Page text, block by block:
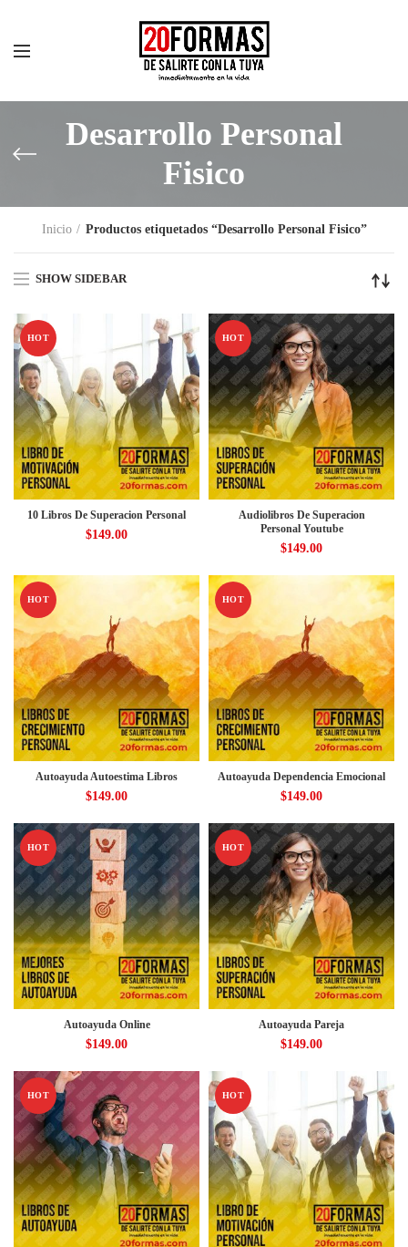
Desarrollo Personal
Fisico
Inicio Productos etiquetados “Desarrollo Personal Fisico”
SHOW SIDEBAR
HOT
10 Libros De Superacion Personal
$149.00
HOT
Audiolibros De Superacion
Personal Youtube
$149.00
HOT
Autoayuda Autoestima Libros
$149.00
HOT
Autoayuda Dependencia Emocional
$149.00
HOT
Autoayuda Online
$149.00
HOT
Autoayuda Pareja
$149.00
HOT HOT